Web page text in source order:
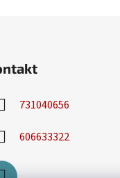
731040656
606633322